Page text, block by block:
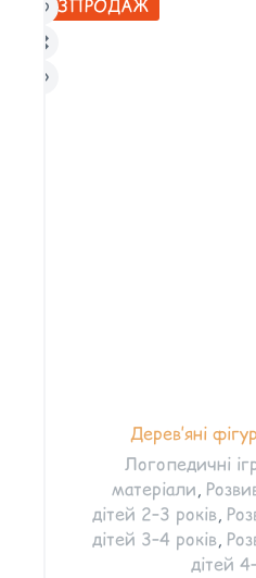
РОЗПРОДАЖ
Дерев’яні
Логопедичні
матеріали,
дітей 2–3 років,
дітей 3–4 років,
дітей